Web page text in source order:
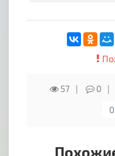
Вы
у ООО
- материал
- материал
- ЩПС различных
57 0
0